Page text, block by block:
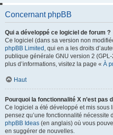
Concernant phpBB
Qui a développé ce logiciel de forum ?
Ce logiciel (dans sa version non
phpBB Limited , qui en a les droits
publique générale GNU version 2
plus d’informations, visitez la page « À
Haut
Pourquoi la fonctionnalité X n’est pas
Ce logiciel a été développé et mis sous
pensez qu’une fonctionnalité nécessite
phpBB Ideas (en anglais) où vous
en suggérer de nouvelles.